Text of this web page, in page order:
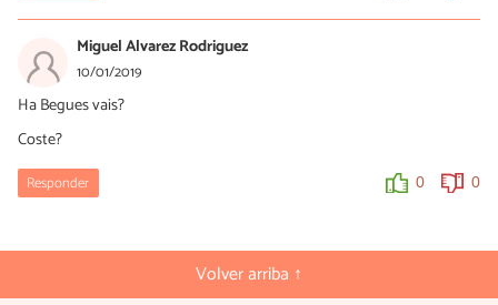
Miguel Alvarez Rodriguez
10/01/2019
Ha Begues vais?
Coste?
Responder 0 0
Volver arriba ↑